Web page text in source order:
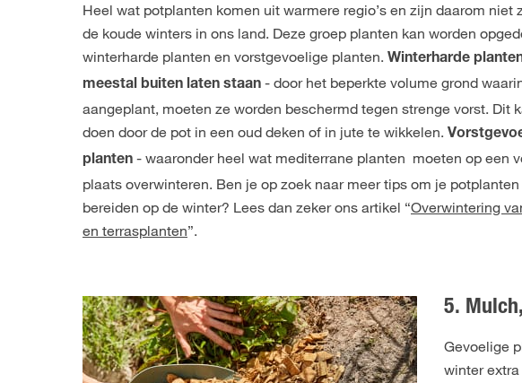
Heel wat potplanten komen uit warmere regio’s en zijn daarom niet
de koude winters in ons land. Deze groep planten kan worden
winterharde planten en vorstgevoelige planten. Winterharde
meestal buiten laten staan - door het beperkte volume grond
aangeplant, moeten ze worden beschermd tegen strenge vorst. Dit
doen door de pot in een oud deken of in jute te wikkelen.
planten - waaronder heel wat mediterrane planten moeten op een
plaats overwinteren. Ben je op zoek naar meer tips om je potplanten
bereiden op de winter? Lees dan zeker ons artikel “Overwintering
en terrasplanten”.
5.
Gevoelige
winter